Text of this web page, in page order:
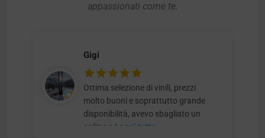
appassionati come te.
Gigi
Ottima selezione di vinili, prezzi
molto buoni e soprattutto grande
disponibilità, avevo sbagliato un
ordine e Leggi tutto